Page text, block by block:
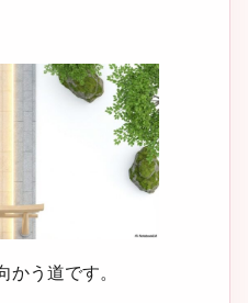
う道です。